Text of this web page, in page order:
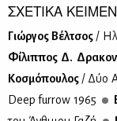
ΣΧΕΤΙΚΑ
Γιώρ­γος Βέλ­τσος /
Φί­λιπ­πος Δ.
Κο­σμό­που­λος / Δύο
Deep furrow 1965